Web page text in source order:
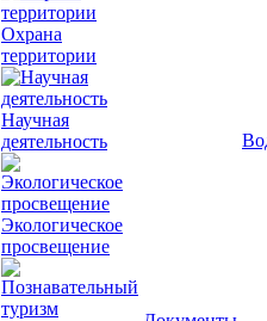
Охрана
территории
Научная
деятельность
Экологическое
просвещение